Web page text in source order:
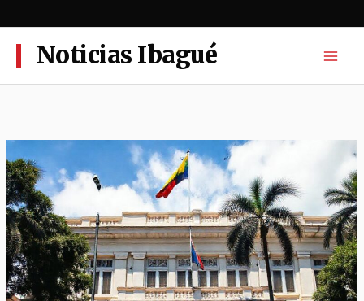
al
contenidoNoticias Ibagué